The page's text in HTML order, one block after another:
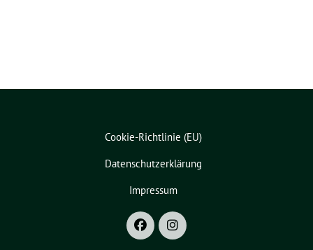
Cookie-Richtlinie (EU)
Datenschutzerklärung
Impressum